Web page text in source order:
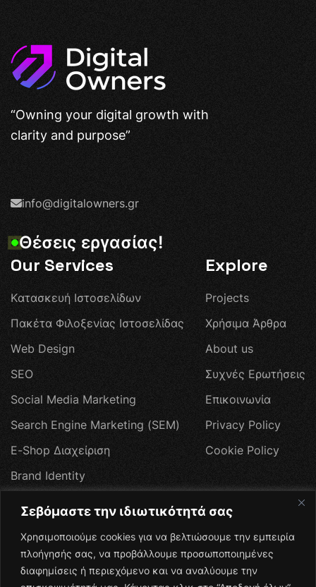
Σεβόμαστε την ιδιωτικότητά σας
Χρησιμοποιούμε cookies για να βελτιώσουμε την εμπειρία
πλοήγησής σας, να προβάλλουμε προσωποποιημένες
διαφημίσεις ή περιεχόμενο και να αναλύουμε την
“Owning your digital growth with
clarity and purpose”
info@digitalowners.gr
Θέσεις εργασίας!
Our Services
Κατασκευή Ιστοσελίδων
Πακέτα Φιλοξενίας Ιστοσελίδας
Web Design
SEO
Social Media Marketing
Search Engine Marketing (SEM)
E-Shop Διαχείριση
Brand Identity
Explore
Projects
Χρήσιμα Άρθρα
About us
Συχνές Ερωτήσεις
Επικοινωνία
Privacy Policy
Cookie Policy
Social Media